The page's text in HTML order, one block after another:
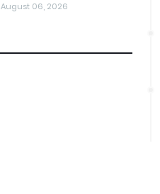
August 06, 2026